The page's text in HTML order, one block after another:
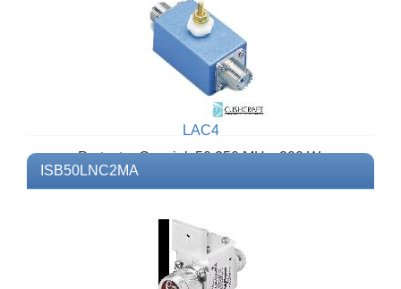
LAC4
Protector Coaxial, 50 250 MHz, 200 W,
Conectores UHF (PL259) Hembra.Modelo:
LAC4Marca: CUSHCRAFT
ISB50LNC2MA